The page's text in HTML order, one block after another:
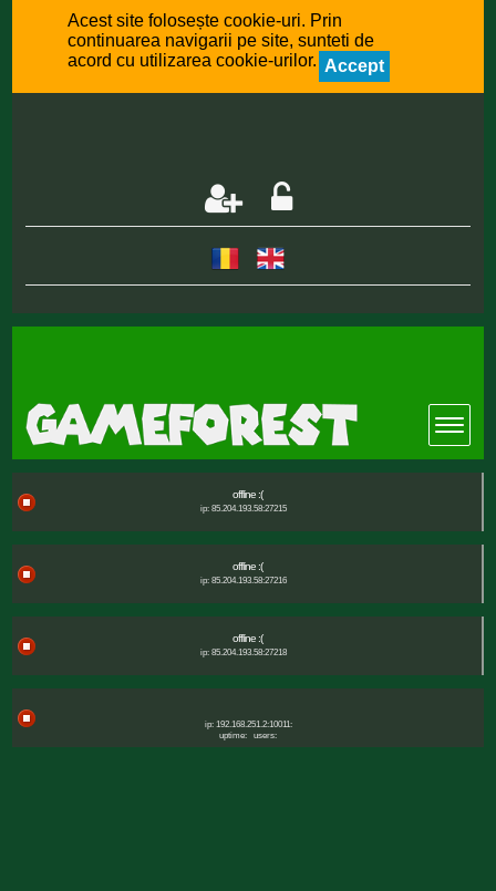
Acest site folosește cookie-uri. Prin
continuarea navigarii pe site, sunteti de
acord cu utilizarea cookie-urilor. Accept
offline :(
ip: 85.204.193.58:27215
offline :(
ip: 85.204.193.58:27216
offline :(
ip: 85.204.193.58:27218
ip: 192.168.251.2:10011:
uptime:
users: